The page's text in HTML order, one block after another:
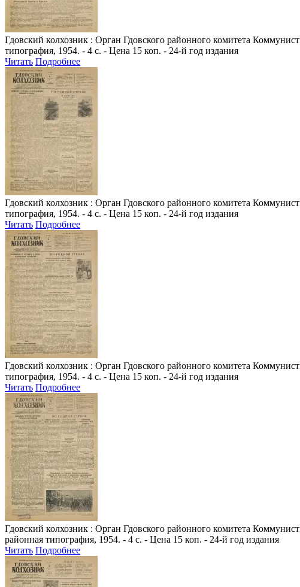
Гдовский колхозник : Орган Гдовского районного комитета
типография, 1954. - 4 с. - Цена 15 коп. - 24-й год издания
Читать Подробнее
Гдовский колхозник : Орган Гдовского районного комитета
типография, 1954. - 4 с. - Цена 15 коп. - 24-й год издания
Читать Подробнее
Гдовский колхозник : Орган Гдовского районного комитета
типография, 1954. - 4 с. - Цена 15 коп. - 24-й год издания
Читать Подробнее
Гдовский колхозник : Орган Гдовского районного комитета
районная типография, 1954. - 4 с. - Цена 15 коп. - 24-й год издания
Читать Подробнее